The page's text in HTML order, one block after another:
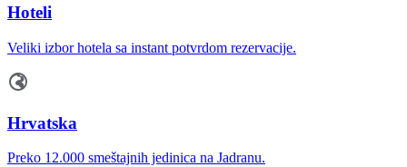
Hoteli
Veliki izbor hotela sa instant potvrdom rezervacije.
Hrvatska
Preko 12.000 smeštajnih jedinica na Jadranu.